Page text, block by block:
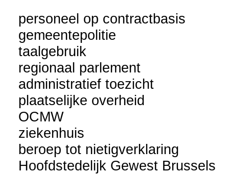
personeel op contractbasis
gemeentepolitie
taalgebruik
regionaal parlement
administratief toezicht
plaatselijke overheid
OCMW
ziekenhuis
beroep tot nietigverklaring
Hoofdstedelijk Gewest Brussels